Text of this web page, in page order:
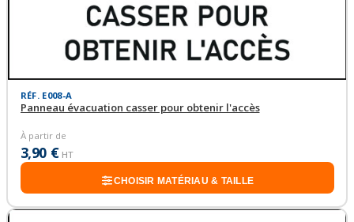
RÉF. E008-A
Panneau évacuation casser pour obtenir l'accès
À partir de
3,90 € HT
CHOISIR MATÉRIAU & TAILLE